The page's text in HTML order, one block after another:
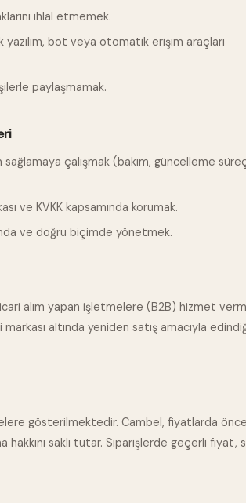
ihlal etmemek.
bot veya otomatik erişim araçları
paylaşmamak.
çalışmak (bakım, güncelleme
ve KVKK kapsamında korumak.
ve doğru biçimde yönetmek.
alım yapan işletmelere (B2B) hizmet
markası altında yeniden satış amacıyla
gösterilmektedir. Cambel, fiyatlarda
hakkını saklı tutar. Siparişlerde geçerli fiyat,